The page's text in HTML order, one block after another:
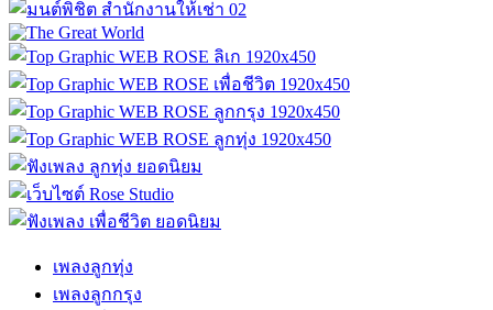
เพลงลูกทุ่ง
เพลงลูกกรุง